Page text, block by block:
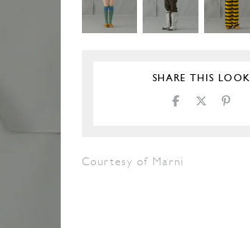
SHARE THIS LOOK
Courtesy of Marni